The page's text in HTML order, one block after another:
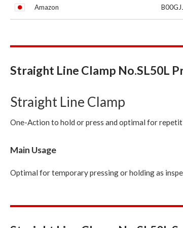
Amazon
Straight Line Clamp No.SL50L
Straight Line Clamp
One-Action to hold or press and optimal for
Main Usage
Optimal for temporary pressing or holding as